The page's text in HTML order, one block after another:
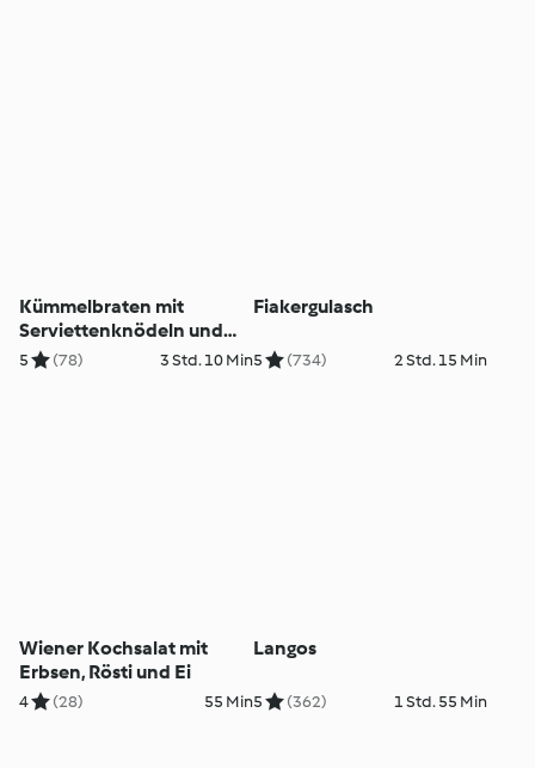
Kümmelbraten mit
Serviettenknödeln und
Erdäpfelsalat
5 (78) 3 Std. 10 Min
Fiakergulasch
5 (734) 2 Std. 15 Min
Wiener Kochsalat mit
Erbsen, Rösti und Ei
4 (28) 55 Min
Langos
5 (362) 1 Std. 55 Min